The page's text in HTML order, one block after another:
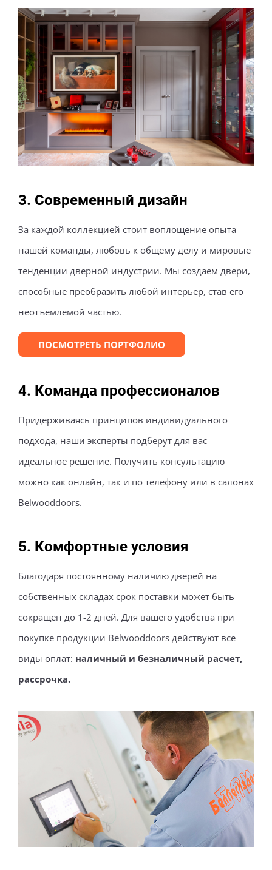
Современный дизайн
За каждой коллекцией стоит воплощение опыта
нашей команды, любовь к общему делу и мировые
тенденции дверной индустрии. Мы создаем двери,
способные преобразить любой интерьер, став его
неотъемлемой частью.
ПОСМОТРЕТЬ ПОРТФОЛИО
Команда профессионалов
Придерживаясь принципов индивидуального
подхода, наши эксперты подберут для вас
идеальное решение. Получить консультацию
можно как онлайн, так и по телефону или в салонах
Belwooddoors.
Комфортные условия
Благодаря постоянному наличию дверей на
собственных складах срок поставки может быть
сокращен до 1-2 дней. Для вашего удобства при
покупке продукции Belwooddoors действуют все
виды оплат: наличный и безналичный расчет,
рассрочка.